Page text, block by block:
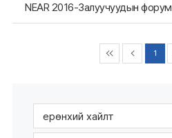
NEAR 2016-Залуучуудын форум
1